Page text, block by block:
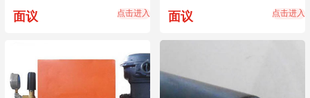
面议 点击进入 面议 点击进入